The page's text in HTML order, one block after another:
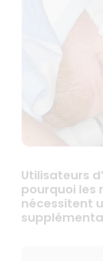
Utilisateurs
pourquoi les
nécessitent